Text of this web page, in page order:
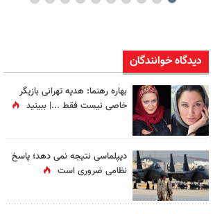
دیدگاه خوانندگان
بهاره رهنما: هدیه تهرانی بازیگر
خاصی نیست فقط ...|‌ ببینید
دیپلماسی نتیجه‌ نمی دهد؛ پاسخ
نظامی ضروری است